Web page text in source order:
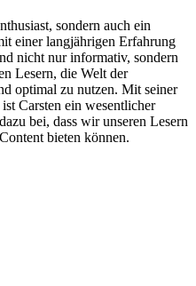
sondern auch ein
einer langjährigen Erfahrung
nicht nur informativ, sondern
Lesern, die Welt der
optimal zu nutzen. Mit seiner
Carsten ein wesentlicher
bei, dass wir unseren Lesern
bieten können.